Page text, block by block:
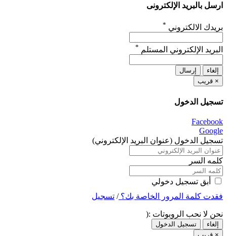
ارسل بالبريد الإلكترونى
بريدك الالكتروني *
البريد الإلكتروني المستلم *
إلغاء
إرسال
× قريب
تسجيل الدخول
Facebook
Google
تسجيل الدخول (عنوان البريد الإلكتروني)
كلمه السر
أبق تسجيل دخولي
فقدت كلمة المرور الخاصة بك؟/ تسجيل
نحن لا نحب الروبوتات :(
إلغاء
تسجيل الدخول